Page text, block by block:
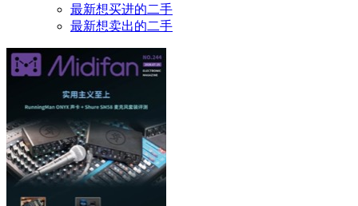
最新想买进的二手
最新想卖出的二手